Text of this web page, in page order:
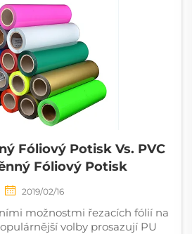
Fóliový Potisk Vs. PVC
Fóliový Potisk
2019/02/16
možnostmi řezacích fólií na
volby prosazují PU